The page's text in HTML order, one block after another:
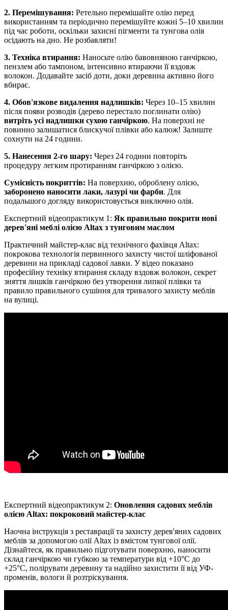
2. Перемішування: Ретельно перемішайте олію перед
використанням та періодично перемішуйте кожні 5–10 хвилин
під час роботи, оскільки захисні пігменти та тунгова олія
осідають на дно. Не розбавляти!
3. Техніка втирання: Наносьте олію бавовняною ганчіркою,
пензлем або тампоном, інтенсивно втираючи її вздовж
волокон. Додавайте засіб доти, доки деревина активно його
вбирає.
4. Обов'язкове видалення надлишків: Через 10–15 хвилин
після появи розводів (дерево перестало поглинати олію)
витріть усі надлишки сухою ганчіркою. На поверхні не
повинно залишатися блискучої плівки або калюж! Залиште
сохнути на 24 години.
5. Нанесення 2-го шару: Через 24 години повторіть
процедуру легким протиранням ганчіркою з олією.
Сумісність покриттів: На поверхню, оброблену олією,
заборонено наносити лаки, лазурі чи фарби. Для
подальшого догляду використовується виключно олія.
Експертний відеопрактикум 1: Як правильно покрити нові
дерев'яні меблі олією Altax з тунговим маслом
Практичний майстер-клас від технічного фахівця Altax:
покрокова технологія первинного захисту чистої шліфованої
деревини на прикладі садової лавки. У відео показано
професійну техніку втирання складу вздовж волокон, секрет
зняття лишків ганчіркою без утворення липкої плівки та
правило правильного сушіння для тривалого захисту меблів
на вулиці.
Експертний відеопрактикум 2: Оновлення садових меблів
олією Altax: покроковий майстер-клас
Наочна інструкція з реставрації та захисту дерев'яних садових
меблів за допомогою олії Altax із вмістом тунгової олії.
Дізнайтеся, як правильно підготувати поверхню, наносити
склад ганчіркою чи губкою за температури від +10°C до
+25°C, полірувати деревину та надійно захистити її від УФ-
променів, вологи й розтріскування.